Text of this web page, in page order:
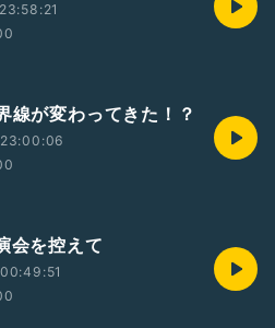
が変わってきた！？
を控えて